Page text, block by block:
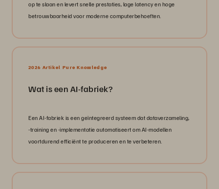
op te slaan en levert snelle prestaties, lage latency en hoge
betrouwbaarheid voor moderne computerbehoeften.
2026 Artikel Pure Knowledge
Wat is een AI-fabriek?
Een AI-fabriek is een geïntegreerd systeem dat dataverzameling,
-training en -implementatie automatiseert om AI-modellen
voortdurend efficiënt te produceren en te verbeteren.